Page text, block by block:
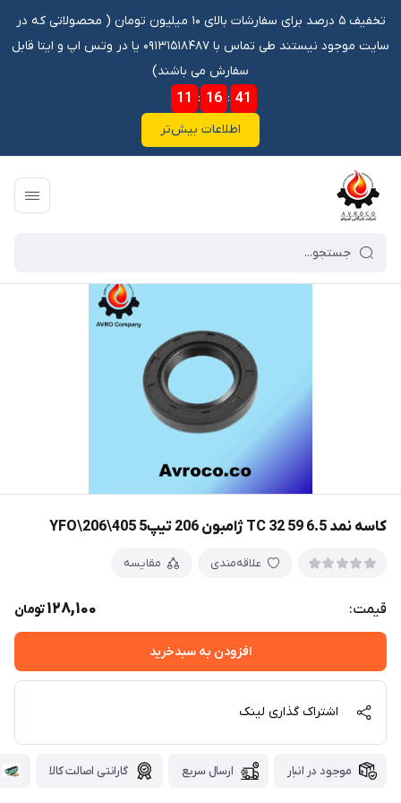
تخفیف ۵ درصد برای سفارشات بالای ۱۰ میلیون تومان ‌‌(‌‌ محصولاتی که در
سایت موجود نیستند طی تماس با ۰۹۱۳۱۵۱۸۴۸۷ یا در وتس اپ و ایتا قابل
سفارش می باشند)
11 : 16 : 40
اطلاعات بیش‌تر
فروشگاه آنلاین آوروکو
کاسه نمد TC 32 59 6.5 ژامبون 206 تیپ5 YFO\206\405
علاقه‌مندی مقایسه
قیمت: 128,100تومان
افزودن به سبدخرید
اشتراک گذاری لینک
موجود در انبار ارسال سریع گارانتی اصالت کالا